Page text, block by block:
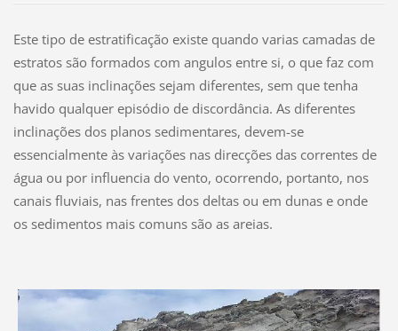
Este tipo de estratificação existe quando varias camadas de
estratos são formados com angulos entre si, o que faz com
que as suas inclinações sejam diferentes, sem que tenha
havido qualquer episódio de discordância. As diferentes
inclinações dos planos sedimentares, devem-se
essencialmente às variações nas direcções das correntes de
água ou por influencia do vento, ocorrendo, portanto, nos
canais fluviais, nas frentes dos deltas ou em dunas e onde
os sedimentos mais comuns são as areias.